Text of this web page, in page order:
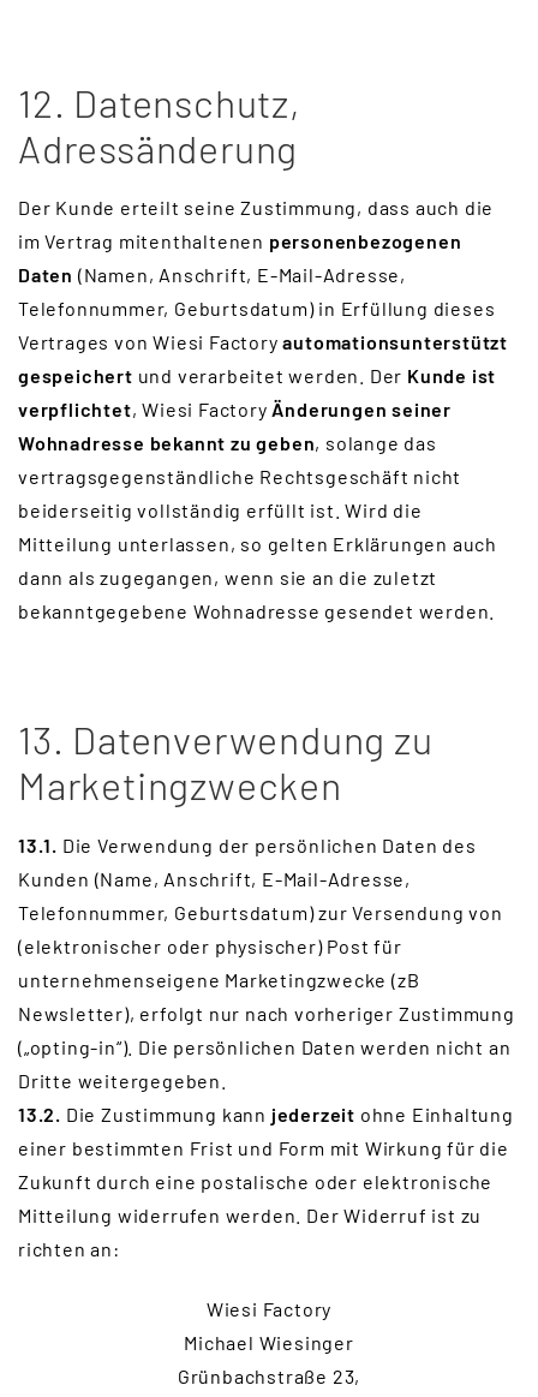
12. Datenschutz,
Adressänderung
Der Kunde erteilt seine Zustimmung, dass auch die
im Vertrag mitenthaltenen personenbezogenen
Daten (Namen, Anschrift, E-Mail-Adresse,
Telefonnummer, Geburtsdatum) in Erfüllung dieses
Vertrages von Wiesi Factoryautomationsunterstützt
gespeichert und verarbeitet werden. Der Kunde ist
verpflichtet, Wiesi Factory Änderungen seiner
Wohnadresse bekannt zu geben, solange das
vertragsgegenständliche Rechtsgeschäft nicht
beiderseitig vollständig erfüllt ist. Wird die
Mitteilung unterlassen, so gelten Erklärungen auch
dann als zugegangen, wenn sie an die zuletzt
bekanntgegebene Wohnadresse gesendet werden.
13. Datenverwendung zu
Marketingzwecken
13.1.
Die Verwendung der persönlichen Daten des
Kunden (Name, Anschrift, E-Mail-Adresse,
Telefonnummer, Geburtsdatum) zur Versendung von
(elektronischer oder physischer) Post für
unternehmenseigene Marketingzwecke (zB
Newsletter), erfolgt nur nach vorheriger Zustimmung
(„opting-in“). Die persönlichen Daten werden nicht an
Dritte weitergegeben.
13.2.
Die Zustimmung kann jederzeit ohne Einhaltung
einer bestimmten Frist und Form mit Wirkung für die
Zukunft durch eine postalische oder elektronische
Mitteilung widerrufen werden. Der Widerruf ist zu
richten an:
Wiesi Factory
Michael Wiesinger
Grünbachstraße 23,